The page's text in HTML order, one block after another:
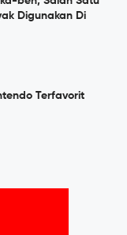
Digunakan Di
Terfavorit